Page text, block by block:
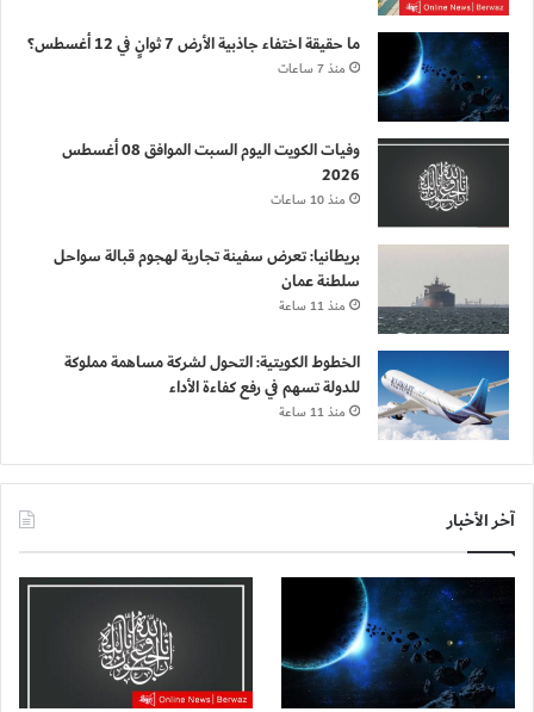
ما حقيقة اختفاء جاذبية الأرض 7 ثوانٍ في 12 أغسطس؟
منذ 7 ساعات
وفيات الكويت اليوم السبت الموافق 08 أغسطس
2026
منذ 10 ساعات
بريطانيا: تعرض سفينة تجارية لهجوم قبالة سواحل
سلطنة عمان
منذ 11 ساعة
الخطوط الكويتية: التحول لشركة مساهمة مملوكة
للدولة تسهم في رفع كفاءة الأداء
منذ 11 ساعة
آخر الأخبار